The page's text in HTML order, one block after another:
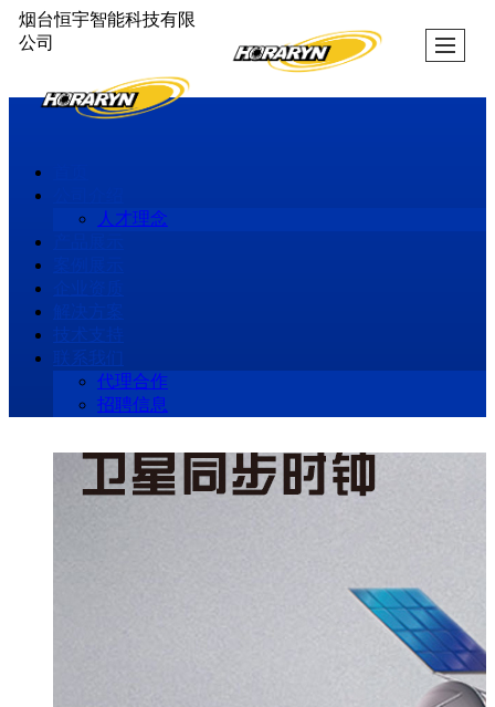
烟台恒宇智能科技有限
公司
人才理念
技术支持
联系我们
代理合作
招聘信息